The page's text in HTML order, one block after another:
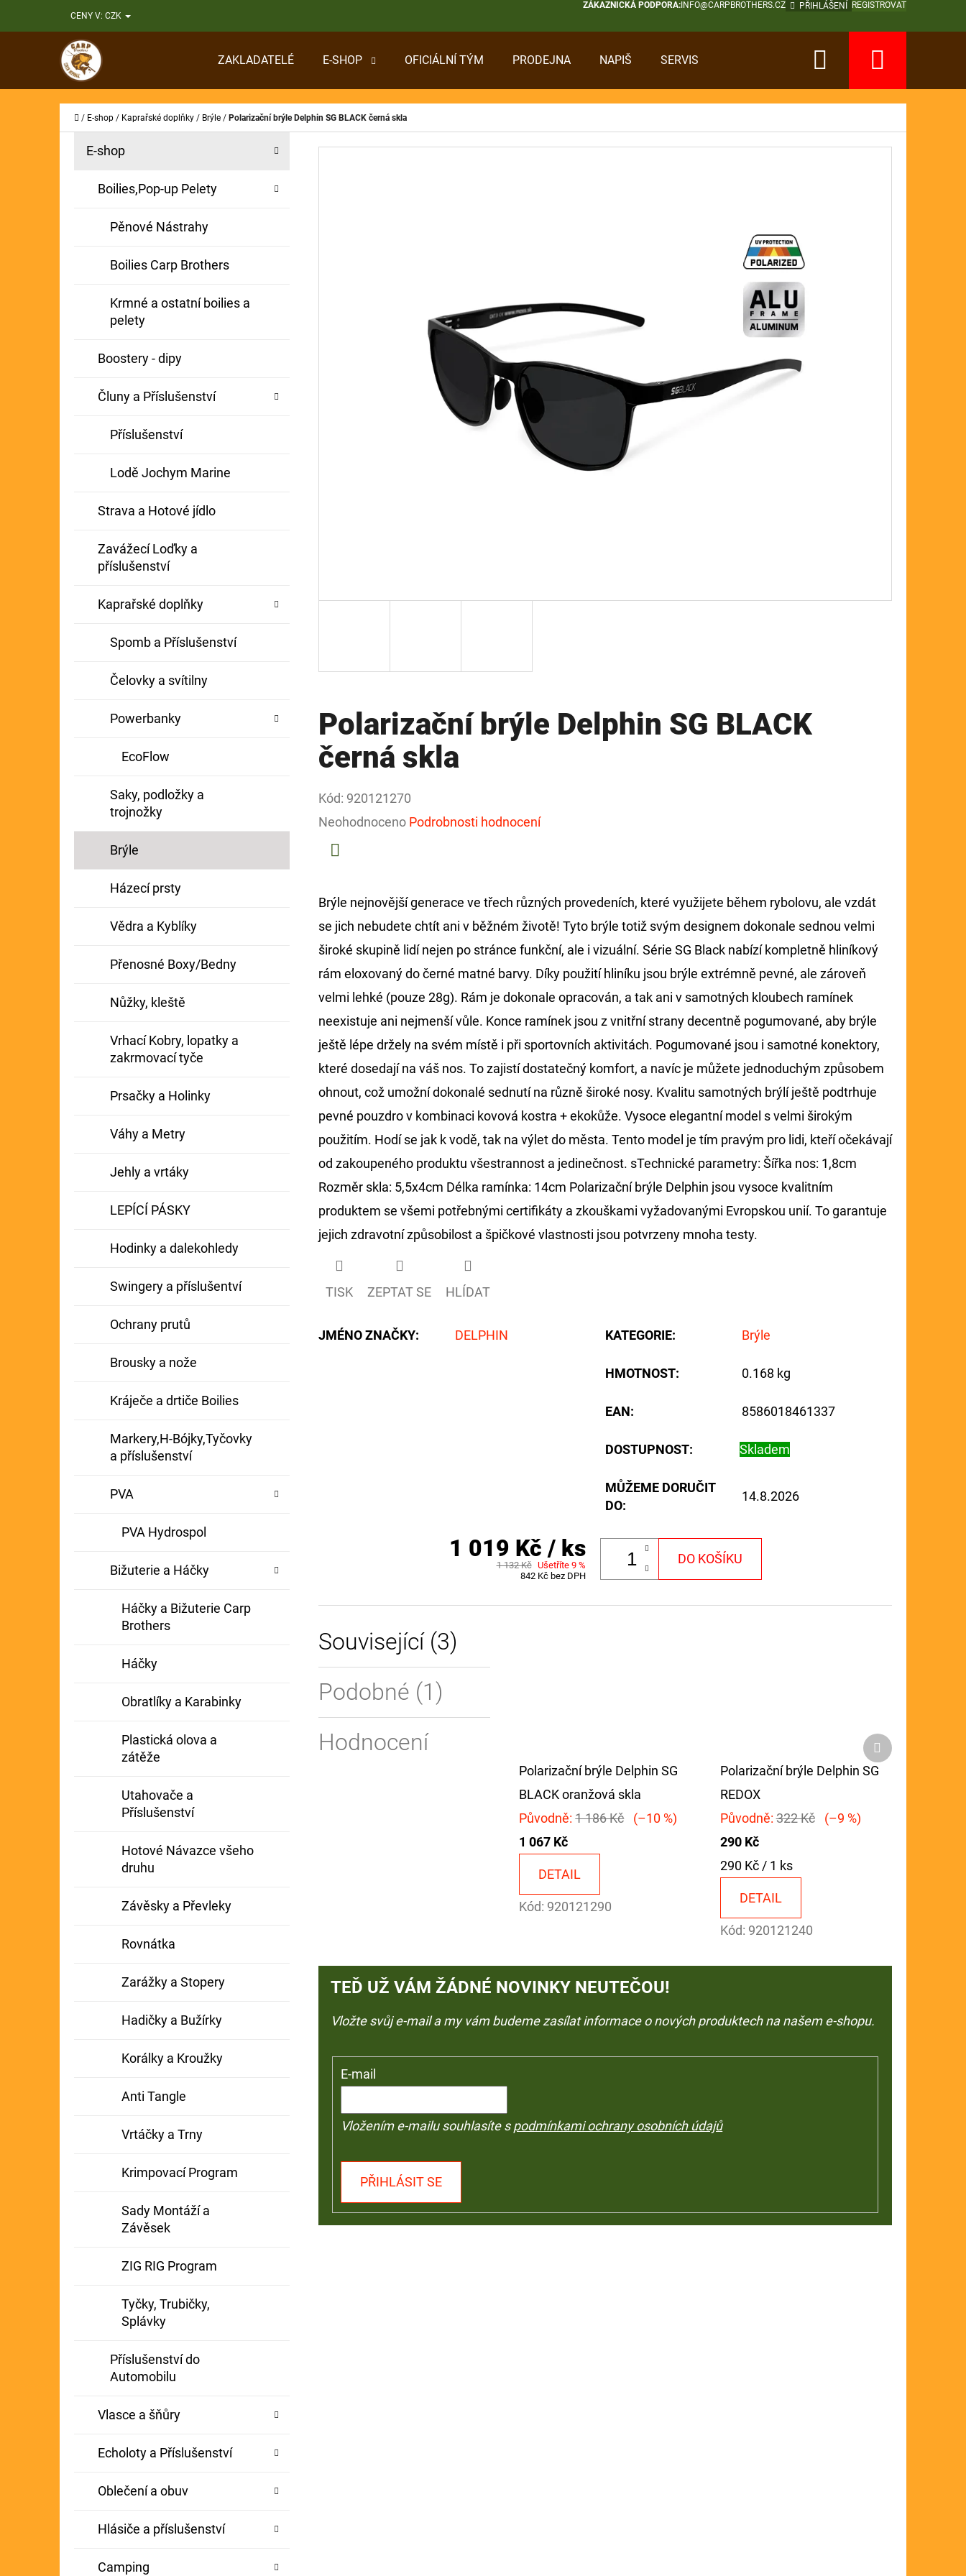
na
CENY V: CZK
ZÁKAZNICKÁ PODPORA:INFO@CARPBROTHERS.CZ PŘIHLÁŠENÍ REGISTROVAT
ZAKLADATELÉ E-SHOP OFICIÁLNÍ TÝM PRODEJNA NAPIŠ SERVIS Hledat
Domů
/ E-shop / Kaprařské doplňky / Brýle / Polarizační brýle Delphin SG BLACK černá skla
Přeskočit
E-shop
Boilies,Pop-up Pelety
Pěnové Nástrahy
Boilies Carp Brothers
Krmné a ostatní boilies a
pelety
Boostery - dipy
Čluny a Příslušenství
Příslušenství
Lodě Jochym Marine
Strava a Hotové jídlo
Zavážecí Loďky a
příslušenství
Kaprařské doplňky
Spomb a Příslušenství
Čelovky a svítilny
Powerbanky
EcoFlow
Saky, podložky a
trojnožky
Brýle
Házecí prsty
Vědra a Kyblíky
Přenosné Boxy/Bedny
Nůžky, kleště
Vrhací Kobry, lopatky a
zakrmovací tyče
Prsačky a Holinky
Váhy a Metry
Jehly a vrtáky
LEPÍCÍ PÁSKY
Hodinky a dalekohledy
Swingery a příslušentví
Ochrany prutů
Brousky a nože
Kráječe a drtiče Boilies
Markery,H-Bójky,Tyčovky
a příslušenství
PVA
PVA Hydrospol
Bižuterie a Háčky
Háčky a Bižuterie Carp
Brothers
Háčky
Obratlíky a Karabinky
Plastická olova a
zátěže
Utahovače a
Příslušenství
Hotové Návazce všeho
druhu
Závěsky a Převleky
Rovnátka
Zarážky a Stopery
Hadičky a Bužírky
Korálky a Kroužky
Anti Tangle
Vrtáčky a Trny
Krimpovací Program
Sady Montáží a
Závěsek
ZIG RIG Program
Tyčky, Trubičky,
Splávky
Příslušenství do
Automobilu
Vlasce a šňůry
Echoloty a Příslušenství
Oblečení a obuv
Hlásiče a příslušenství
Camping
Polarizační brýle Delphin SG BLACK
černá skla
Kód: 920121270
Průměrné
hodnocení
Neohodnoceno Podrobnosti hodnocení
Brýle nejnovější generace ve třech různých provedeních, které využijete během rybolovu, ale vzdát
se jich nebudete chtít ani v běžném životě! Tyto brýle totiž svým designem dokonale sednou velmi
široké skupině lidí nejen po stránce funkční, ale i vizuální. Série SG Black nabízí kompletně hliníkový
rám eloxovaný do černé matné barvy. Díky použití hliníku jsou brýle extrémně pevné, ale zároveň
velmi lehké (pouze 28g). Rám je dokonale opracován, a tak ani v samotných kloubech ramínek
neexistuje ani nejmenší vůle. Konce ramínek jsou z vnitřní strany decentně pogumované, aby brýle
ještě lépe držely na svém místě i při sportovních aktivitách. Pogumované jsou i samotné konektory,
které dosedají na váš nos. To zajistí dostatečný komfort, a navíc je můžete jednoduchým způsobem
ohnout, což umožní dokonalé sednutí na různě široké nosy. Kvalitu samotných brýlí ještě podtrhuje
pevné pouzdro v kombinaci kovová kostra + ekokůže. Vysoce elegantní model s velmi širokým
použitím. Hodí se jak k vodě, tak na výlet do města. Tento model je tím pravým pro lidi, kteří očekávají
od zakoupeného produktu všestrannost a jedinečnost. sTechnické parametry: Šířka nos: 1,8cm
Rozměr skla: 5,5x4cm Délka ramínka: 14cm Polarizační brýle Delphin jsou vysoce kvalitním
produktem se všemi potřebnými certifikáty a zkouškami vyžadovanými Evropskou unií. To garantuje
jejich zdravotní způsobilost a špičkové vlastnosti jsou potvrzeny mnoha testy.
TISK ZEPTAT SE HLÍDAT
JMÉNO ZNAČKY: DELPHIN KATEGORIE: Brýle
HMOTNOST: 0.168 kg
EAN: 8586018461337
DOSTUPNOST: Skladem
MŮŽEME DORUČIT
DO:
14.8.2026
1 019 Kč / ks
1 132 Kč Ušetříte 9 %
842 Kč bez DPH
DO KOŠÍKU
Související (3)
Podobné (1)
Hodnocení
Polarizační brýle Delphin SG
BLACK oranžová skla
Původně:1 186 Kč
(–10 %)
1 067 Kč
DETAIL
Kód: 920121290
Polarizační brýle Delphin SG
REDOX
Původně:322 Kč
(–9 %)
290 Kč
Měrná
290 Kč / 1 ks
DETAIL
Kód: 920121240
Další
TEĎ UŽ VÁM ŽÁDNÉ NOVINKY NEUTEČOU!
Vložte svůj e-mail a my vám budeme zasílat informace o nových produktech na našem e-shopu.
E-mail
Vložením e-mailu souhlasíte spodmínkami ochrany osobních údajů
PŘIHLÁSIT SE
O
Í
Zpět
do
obchodu
Zpět
do
obchodu
CO POTŘEBUJETE NAJÍT?
HLEDAT
BOILIE RIG PLUS 25LB
Původně: 79 Kč
OLOVĚNÁ ZÁTĚŽ DELPHIN
CYBERBARBED S OTVOREM
202 Kč
Původně: 225 Kč